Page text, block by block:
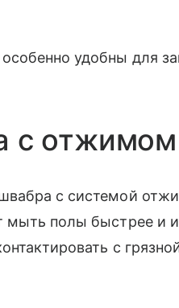
удобны для
с отжимом
с системой
мыть полы быстрее и
с